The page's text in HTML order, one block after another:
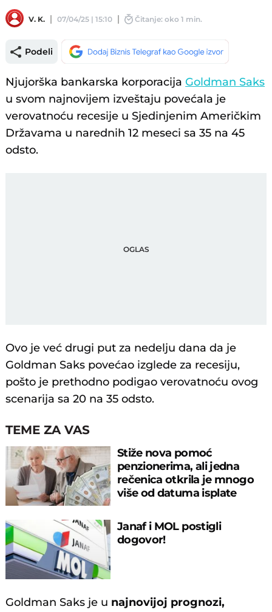
V. K. 07/04/25 | 15:10 Čitanje: oko 1 min.
Podeli
Njujorška bankarska korporacijaGoldman Saks
u svom najnovijem izveštaju povećala je
verovatnoću recesije u Sjedinjenim Američkim
Državama u narednih 12 meseci sa 35 na 45
odsto.
Ovo je već drugi put za nedelju dana da je
Goldman Saks povećao izglede za recesiju,
pošto je prethodno podigao verovatnoću ovog
scenarija sa 20 na 35 odsto.
TEME ZA VAS
Stiže nova pomoć
penzionerima, ali jedna
rečenica otkrila je mnogo
više od datuma isplate
Janaf i MOL postigli
dogovor!
Goldman Saks je u najnovijoj prognozi,